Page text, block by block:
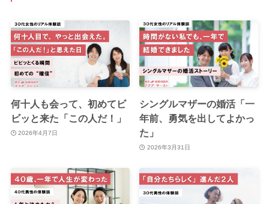
何十人も会って、初めてビ
ビッと来た「この人だ！」
2026年4月7日
シングルマザーの婚活「一
年前、勇気を出してよかっ
た」
2026年3月31日